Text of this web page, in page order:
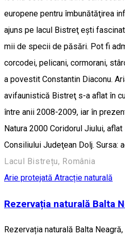
europene pentru îmbunătăţirea
ajuns pe lacul Bistreţ eşti
mii de specii de păsări. Pot fi
corcodei, pelicani, cormorani,
a povestit Constantin Diaconu.
avifaunistică Bistreţ s-a aflat în
între anii 2008-2009, iar în
Natura 2000 Coridorul Jiului,
Consiliului Judeţean Dolj. Sursa:
Lacul Bistrețu, România
Arie protejată Atracție naturală
Rezervația naturală Balta
Rezervația naturală Balta